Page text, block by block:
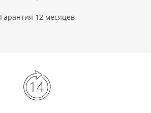
Гарантия 12 месяцев